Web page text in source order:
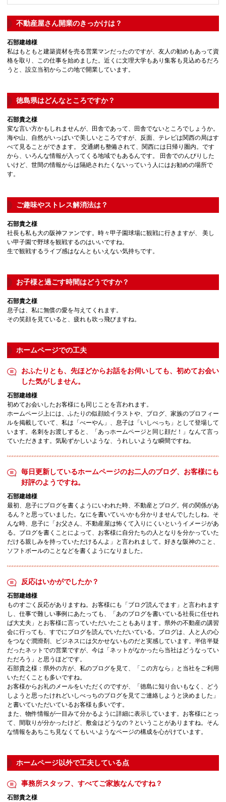
不動産屋さん開業のきっかけは？
石部建雄様
私はもともと建築資材を売る営業マンだったのですが、友人の勧めもあって資
格を取り、この仕事を始めました。近くに文理大学もあり集客も見込めるだろ
うと、設立当初からこの地で開業しています。
徳島県はどんなところですか？
石部貴之様
変な言い方かもしれませんが、田舎であって、田舎でないところでしょうか。
海や山、自然がいっぱいで美しいところですが、反面、テレビは関西の局はす
べて見ることができます。 交通網も整備されて、関西には日帰り圏内。です
から、いろんな情報が入ってくる地域でもあるんです。 田舎でのんびりした
いけど、世間の情報からは隔絶されたくないっていう人にはお勧めの場所で
す。
ご趣味やストレス解消法は？
石部貴之様
社長も私も大の阪神ファンです。時々甲子園球場に観戦に行きますが、 美し
い甲子園で野球を観戦するのはいいですね。
生で観戦するライブ感はなんともいえない気持ちです。
お子様と過ごす時間はどうですか？
石部貴之様
息子は、私に無償の愛を与えてくれます。
その笑顔を見ていると、疲れも吹っ飛びますね。
ホームページでの工夫
おふたりとも、先ほどからお話をお伺いしても、初めてお会い
した気がしません。
石部建雄様
初めてお会いしたお客様にも同じことを言われます。
ホームページ上には、ふたりの似顔絵イラストや、ブログ、家族のプロフィー
ルを掲載していて、私は「べーやん」、息子は「いしべっち」として登場して
います。名刺をお渡しすると、「あっホームページと同じ顔だ！」なんて言っ
ていただきます。気恥ずかしいような、うれしいような瞬間ですね。
毎日更新しているホームページのお二人のブログ、お客様にも
好評のようですね。
石部建雄様
最初、息子にブログを書くようにいわれた時、不動産とブログ。何の関係があ
るん？と思っていました。なにを書いていいかも分かりませんでしたしね。そ
んな時、息子に「お父さん、不動産屋は怖くて入りにくいというイメージがあ
る。ブログを書くことによって、お客様に自分たちの人となりを分かっていた
だける親しみを持っていただけるんよ」と言われまして。好きな阪神のこと、
ソフトボールのことなどを書くようになりました。
反応はいかがでしたか？
石部建雄様
ものすごく反応がありますね。お客様にも「ブログ読んでます」と言われます
し、仕事で難しい事例にあたっても、「あのブログを書いている社長に任せれ
ば大丈夫」とお客様に言っていただいたこともあります。県外の不動産の講習
会に行っても、すでにブログを読んでいただいている。ブログは、人と人の心
をつなぐ潤滑剤、ビジネスには欠かせないものだと実感しています。半信半疑
だったネットでの営業ですが、今は「ネットがなかったら当社はどうなってい
ただろう」と思うほどです。
石部貴之様：県外の方が、私のブログを見て、「この方なら」と当社をご利用
いただくことも多いですね。
お客様からお礼のメールをいただくのですが、「徳島に知り合いもなく、どう
しようと思ったけれどいしべっちのブログを見てご連絡しようと決めました」
と書いていただいているお客様も多いです。
また、物件情報が一目みて分かるように詳細に表示しています。お客様にとっ
て、間取りが分かったけど、敷金はどうなの？ということがありますね。そん
な情報をあちこち見なくてもいいようなページの構成を心がけています。
ホームページ以外で工夫している点
事務所スタッフ、すべてご家族なんですね？
石部貴之様